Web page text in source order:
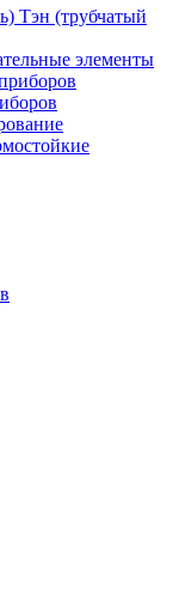
Тэн (трубчатый
элементы